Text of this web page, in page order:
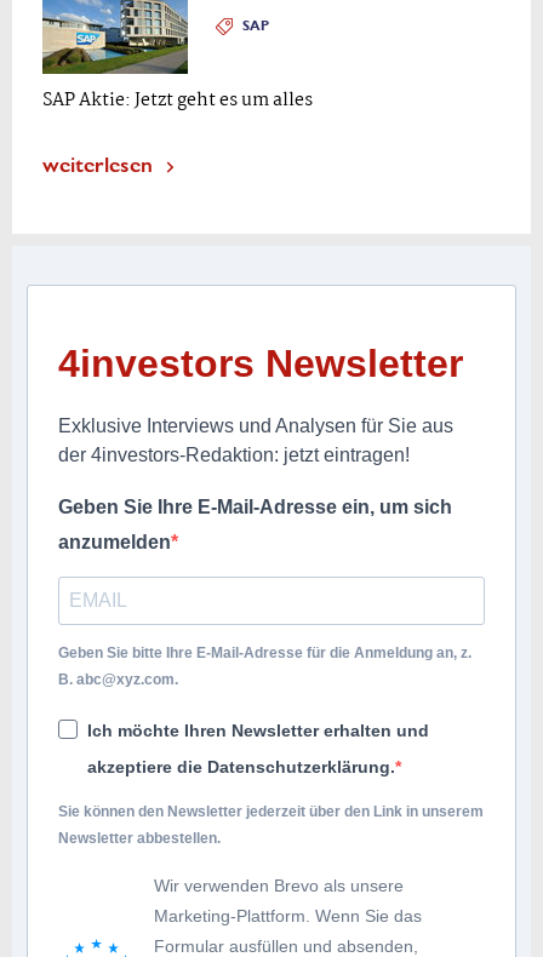
SAP
SAP Aktie: Jetzt geht es um alles
weiterlesen
4investors Newsletter
Exklusive Interviews und Analysen für Sie aus
der 4investors-Redaktion: jetzt eintragen!
Geben Sie Ihre E-Mail-Adresse ein, um sich
anzumelden
Geben Sie bitte Ihre E-Mail-Adresse für die Anmeldung an, z.
B. abc@xyz.com.
Ich möchte Ihren Newsletter erhalten und
akzeptiere die Datenschutzerklärung.
Sie können den Newsletter jederzeit über den Link in unserem
Newsletter abbestellen.
Wir verwenden Brevo als unsere
Marketing-Plattform. Wenn Sie das
Formular ausfüllen und absenden,